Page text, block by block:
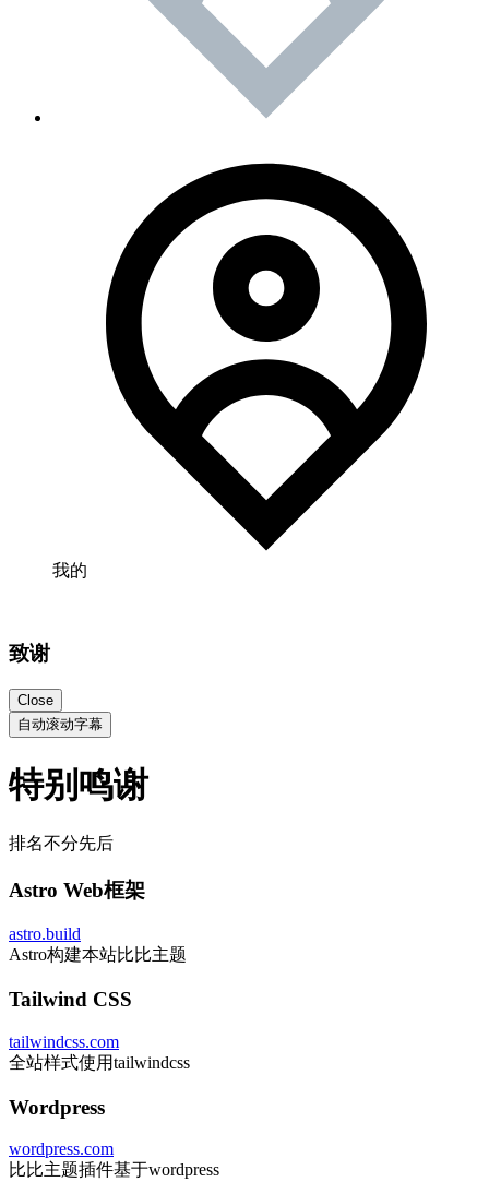
我的
致谢
Close
自动滚动字幕
特别鸣谢
排名不分先后
Astro Web框架
astro.build
Astro构建本站比比主题
Tailwind CSS
tailwindcss.com
全站样式使用tailwindcss
Wordpress
wordpress.com
比比主题插件基于wordpress